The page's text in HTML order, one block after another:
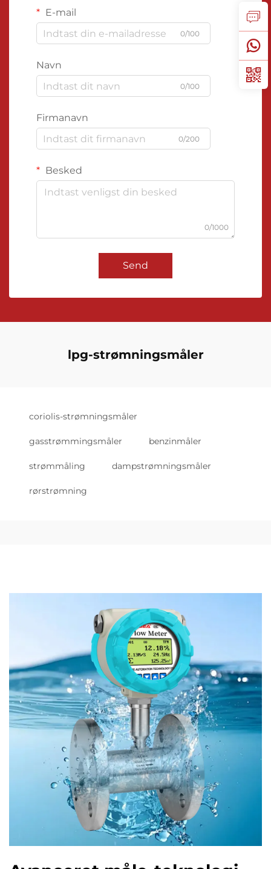
E-mail
0/100
Navn
0/100
Firmanavn
0/200
Besked
0/1000
Send
lpg-strømningsmåler
coriolis-strømningsmåler
gasstrømmingsmåler benzinmåler
strømmåling dampstrømningsmåler
rørstrømning